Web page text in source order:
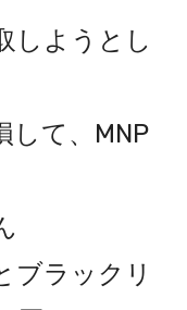
しようとし
して、MNP
ブラックリ